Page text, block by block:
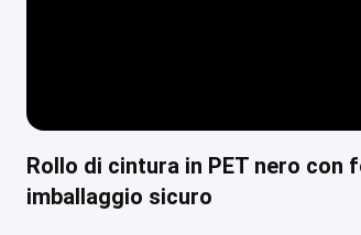
Rollo di cintura in PET nero con
imballaggio sicuro